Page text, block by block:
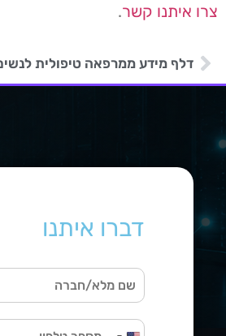
צרו איתנו קשר.
דלף מידע ממרפאה טיפולית
דברו איתנו
ש
ם
מ
ט